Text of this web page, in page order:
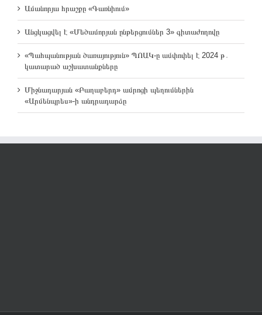
Ամանորյա հրաշքը «Գառնիում»
Անցկացվել է «Մեծամորյան ընթերցումներ 3» գիտաժողովը
«Պահպանության ծառայություն» ՊՈԱԿ-ը ամփոփել է 2024 թ․
կատարած աշխատանքները
Միջնադարյան «Բաղաբերդ» ամրոցի պեղումներին
«Արմենպրես»-ի անդրադարձը